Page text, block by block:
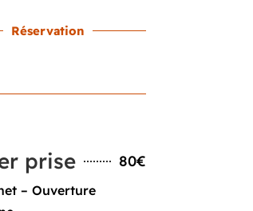
Réservation
prise 80€
– Ouverture